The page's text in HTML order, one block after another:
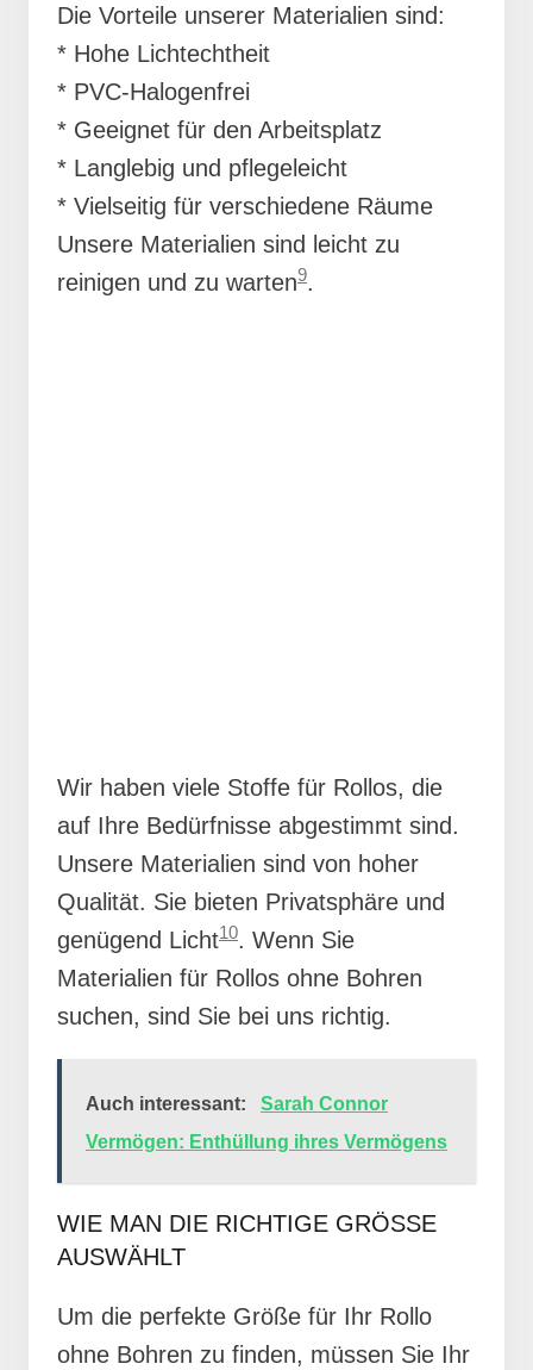
Die Vorteile unserer Materialien sind:
* Hohe Lichtechtheit
* PVC-Halogenfrei
* Geeignet für den Arbeitsplatz
* Langlebig und pflegeleicht
* Vielseitig für verschiedene Räume
Unsere Materialien sind leicht zu
reinigen und zu warten9.
Wir haben viele Stoffe für Rollos, die
auf Ihre Bedürfnisse abgestimmt sind.
Unsere Materialien sind von hoher
Qualität. Sie bieten Privatsphäre und
genügend Licht10. Wenn Sie
Materialien für Rollos ohne Bohren
suchen, sind Sie bei uns richtig.
Auch interessant:
Sarah Connor
Vermögen: Enthüllung ihres Vermögens
WIE MAN DIE RICHTIGE GRÖSSE A
USWÄHLT
Um die perfekte Größe für Ihr Rollo
ohne Bohren zu finden, müssen Sie Ihr